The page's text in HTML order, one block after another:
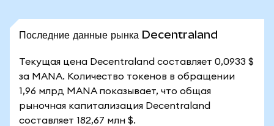
Последние данные рынка Decentraland
Текущая цена Decentraland составляет 0,0933 $
за MANA. Количество токенов в обращении
1,96 млрд MANA показывает, что общая
рыночная капитализация Decentraland
составляет 182,67 млн $.